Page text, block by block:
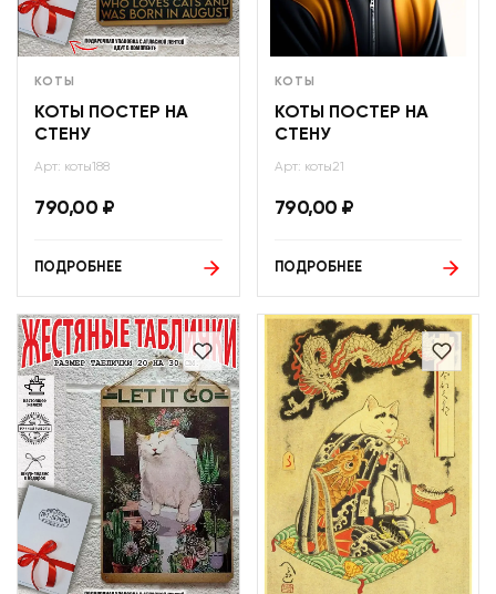
КОТЫ
КОТЫ ПОСТЕР НА
СТЕНУ
Арт: коты188
790,00 ₽
ПОДРОБНЕЕ
КОТЫ
КОТЫ ПОСТЕР НА
СТЕНУ
Арт: коты21
790,00 ₽
ПОДРОБНЕЕ